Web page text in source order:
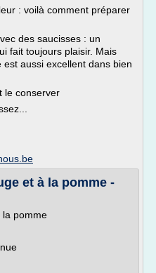
: voilà comment préparer
des saucisses : un
fait toujours plaisir. Mais
aussi excellent dans bien
le conserver
et à la pomme -
la pomme